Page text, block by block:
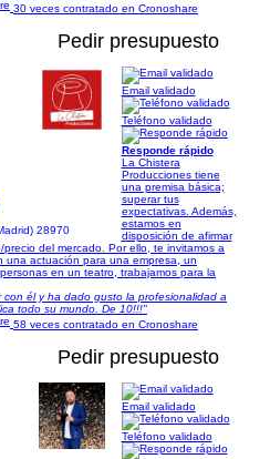
30 veces contratado en Cronoshare
Pedir presupuesto
28970
Email validado
Teléfono validado
Responde rápido
La Chistera
Producciones tiene
una premisa básica;
superar tus
expectativas. Además,
estamos en
disposición de afirmar
del mercado. Por ello, te invitamos a
una actuación para una empresa, un
en un teatro, trabajamos para la
con él y ha dado gusto la profesionalidad a
todo su mundo. De 10!!!"
58 veces contratado en Cronoshare
Pedir presupuesto
Email validado
Teléfono validado